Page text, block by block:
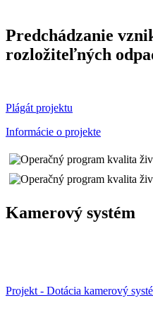
Predchádzanie
rozložiteľných
Plágát projektu
Informácie o projekte
Kamerový systém
Projekt - Dotácia kamerový